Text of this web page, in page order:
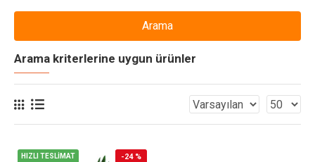
Arama
Arama kriterlerine uygun ürünler
HIZLI TESLİMAT -24 %